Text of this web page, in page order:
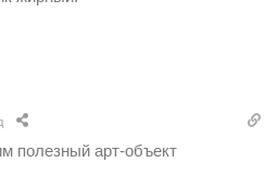
полезный арт-объект